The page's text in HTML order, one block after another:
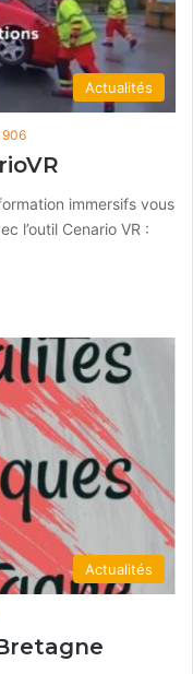
Actualités
906
immersifs vous
l’outil Cenario VR :
Actualités